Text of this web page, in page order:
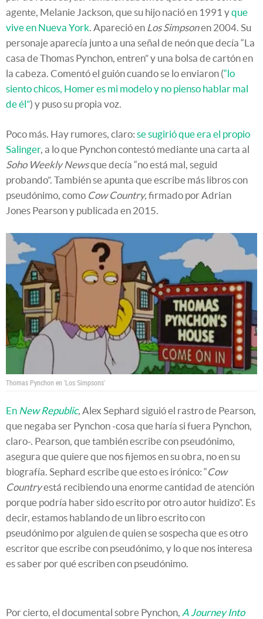
agente, Melanie Jackson, que su hijo nació en 1991 yque
vive en Nueva York . Apareció en Los Simpsonen 2004. Su
personaje aparecía junto a una señal de neón que decía “La
casa de Thomas Pynchon, entren” y una bolsa de cartón en
la cabeza. Comentó el guión cuando se lo enviaron (“lo
siento chicos, Homer es mi modelo y no pienso hablar mal
de él”) y puso su propia voz.
Poco más. Hay rumores, claro: se sugirió que era el propio
Salinger, a lo que Pynchon contestó mediante una carta al
Soho Weekly Newsque decía “no está mal, seguid
probando”. También se apunta que escribe más libros con
pseudónimo, como Cow Country, firmado por Adrian
Jones Pearson y publicada en 2015.
Thomas Pynchon en 'Los Simpsons'
En New Republic, Alex Sephard siguió el rastro de Pearson,
que negaba ser Pynchon -cosa que haría si fuera Pynchon,
claro-. Pearson, que también escribe con pseudónimo,
asegura que quiere que nos fijemos en su obra, no en su
biografía. Sephard escribe que esto es irónico: “Cow
Countryestá recibiendo una enorme cantidad de atención
porque podría haber sido escrito por otro autor huidizo”. Es
decir, estamos hablando de un libro escrito con
pseudónimo por alguien de quien se sospecha que es otro
escritor que escribe con pseudónimo, y lo que nos interesa
es saber por qué escriben con pseudónimo.
Por cierto, el documental sobre Pynchon, A Journey Into